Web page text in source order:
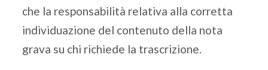
che la responsabilità relativa alla corretta
individuazione del contenuto della nota
grava su chi richiede la trascrizione.